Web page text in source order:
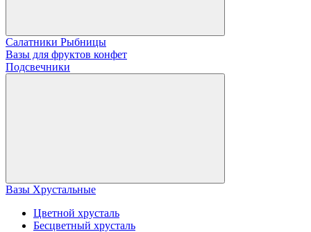
Салатники Рыбницы
Вазы для фруктов конфет
Подсвечники
Вазы Хрустальные
Цветной хрусталь
Бесцветный хрусталь